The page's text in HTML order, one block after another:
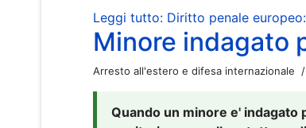
Leggi tutto: Diritto penale
Minore indagato
Arresto all'estero e difesa internazionale
Quando un minore e'